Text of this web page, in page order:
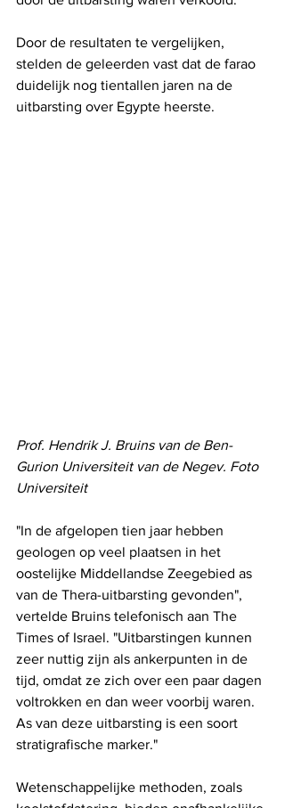
Door de resultaten te vergelijken,
stelden de geleerden vast dat de farao
duidelijk nog tientallen jaren na de
uitbarsting over Egypte heerste.
Prof. Hendrik J. Bruins van de Ben-
Gurion Universiteit van de Negev. Foto
Universiteit
"In de afgelopen tien jaar hebben
geologen op veel plaatsen in het
oostelijke Middellandse Zeegebied as
van de Thera-uitbarsting gevonden",
vertelde Bruins telefonisch aan The
Times of Israel. "Uitbarstingen kunnen
zeer nuttig zijn als ankerpunten in de
tijd, omdat ze zich over een paar dagen
voltrokken en dan weer voorbij waren.
As van deze uitbarsting is een soort
stratigrafische marker."
Wetenschappelijke methoden, zoals